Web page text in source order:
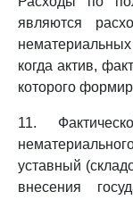
являются
когда актив,
которого
11.
уставный
внесения